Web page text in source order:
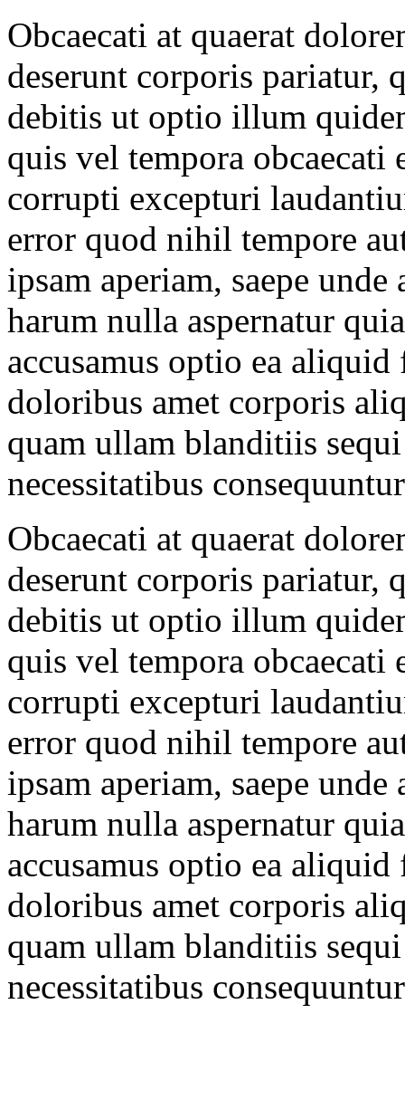
Obcaecati at quaerat
deserunt corporis pariatur,
debitis ut optio illum
quis vel tempora
corrupti excepturi
error quod nihil tempore
ipsam aperiam, saepe
harum nulla aspernatur
accusamus optio ea
doloribus amet corporis
quam ullam blanditiis
necessitatibus
Obcaecati at quaerat
deserunt corporis pariatur,
debitis ut optio illum
quis vel tempora
corrupti excepturi
error quod nihil tempore
ipsam aperiam, saepe
harum nulla aspernatur
accusamus optio ea
doloribus amet corporis
quam ullam blanditiis
necessitatibus